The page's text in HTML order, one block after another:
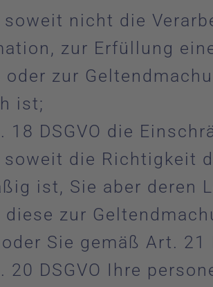
soweit nicht die
zur Erfüllung
oder zur
ist;
18 DSGVO die
soweit die Richtigkeit
ist, Sie aber deren
diese zur
Sie gemäß Art. 21
20 DSGVO Ihre